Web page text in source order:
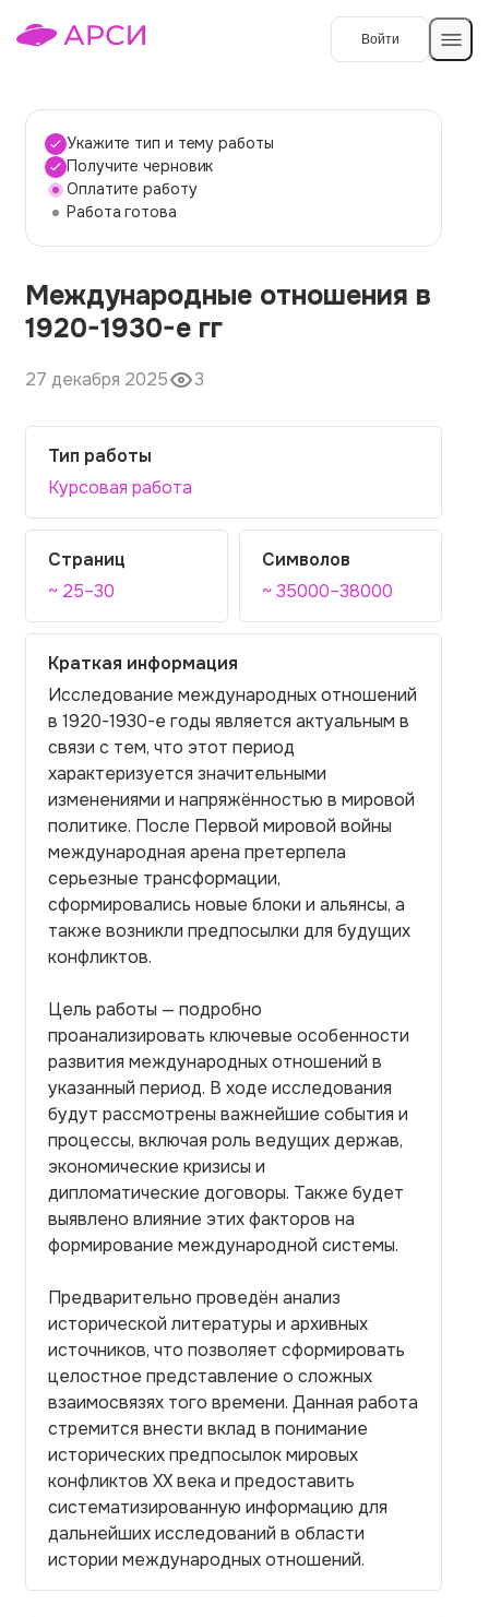
Войти
Темы работ
О сервисе
О компании
Наши гарантии
Порядок оплаты
Вопросы и ответы
Отзывы
Контакты
Укажите тип и тему работы
Получите черновик
Оплатите работу
Работа готова
Международные отношения в
1920-1930-е гг
27 декабря 2025 3
Тип работы
Курсовая работа
Страниц
~ 25–30
Символов
~ 35000–38000
Краткая информация
Исследование международных отношений
в 1920-1930-е годы является актуальным в
связи с тем, что этот период
характеризуется значительными
изменениями и напряжённостью в мировой
политике. После Первой мировой войны
международная арена претерпела
серьезные трансформации,
сформировались новые блоки и альянсы, а
также возникли предпосылки для будущих
конфликтов.
Цель работы — подробно
проанализировать ключевые особенности
развития международных отношений в
указанный период. В ходе исследования
будут рассмотрены важнейшие события и
процессы, включая роль ведущих держав,
экономические кризисы и
дипломатические договоры. Также будет
выявлено влияние этих факторов на
формирование международной системы.
Предварительно проведён анализ
исторической литературы и архивных
источников, что позволяет сформировать
целостное представление о сложных
взаимосвязях того времени. Данная работа
стремится внести вклад в понимание
исторических предпосылок мировых
конфликтов XX века и предоставить
систематизированную информацию для
дальнейших исследований в области
истории международных отношений.